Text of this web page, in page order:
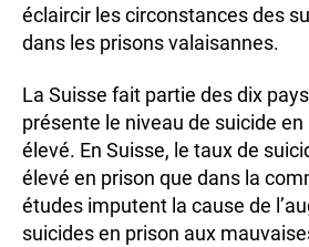
éclaircir les circonstances des
dans les prisons valaisannes.
La Suisse fait partie des dix pays
présente le niveau de suicide
élevé. En Suisse, le taux de
élevé en prison que dans la
études imputent la cause de
suicides en prison aux